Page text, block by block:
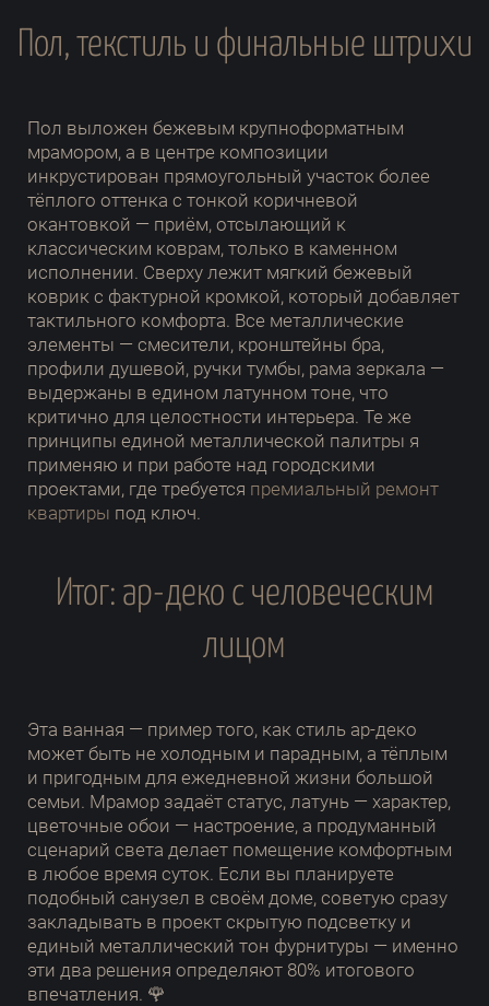
Пол, текстиль и финальные штрихи
Пол выложен бежевым крупноформатным
мрамором, а в центре композиции
инкрустирован прямоугольный участок более
тёплого оттенка с тонкой коричневой
окантовкой — приём, отсылающий к
классическим коврам, только в каменном
исполнении. Сверху лежит мягкий бежевый
коврик с фактурной кромкой, который добавляет
тактильного комфорта. Все металлические
элементы — смесители, кронштейны бра,
профили душевой, ручки тумбы, рама зеркала —
выдержаны в едином латунном тоне, что
критично для целостности интерьера. Те же
принципы единой металлической палитры я
применяю и при работе над городскими
проектами, где требуется премиальный ремонт
квартиры под ключ.
Итог: ар-деко с человеческим
лицом
Эта ванная — пример того, как стиль ар-деко
может быть не холодным и парадным, а тёплым
и пригодным для ежедневной жизни большой
семьи. Мрамор задаёт статус, латунь — характер,
цветочные обои — настроение, а продуманный
сценарий света делает помещение комфортным
в любое время суток. Если вы планируете
подобный санузел в своём доме, советую сразу
закладывать в проект скрытую подсветку и
единый металлический тон фурнитуры — именно
эти два решения определяют 80% итогового
впечатления. 🌹